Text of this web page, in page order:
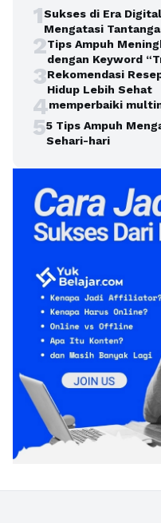
1Sukses di Era
Mengatasi
2Tips Ampuh
dengan Keyword
3Rekomendasi
Hidup Lebih Sehat
4memperbaiki
55 Tips Ampuh
Sehari-hari